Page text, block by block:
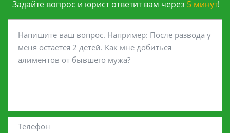
Задайте вопрос и юрист ответит вам через 5 минут!